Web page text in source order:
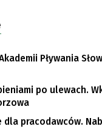
Pływania
po ulewach.
dla pracodawców.